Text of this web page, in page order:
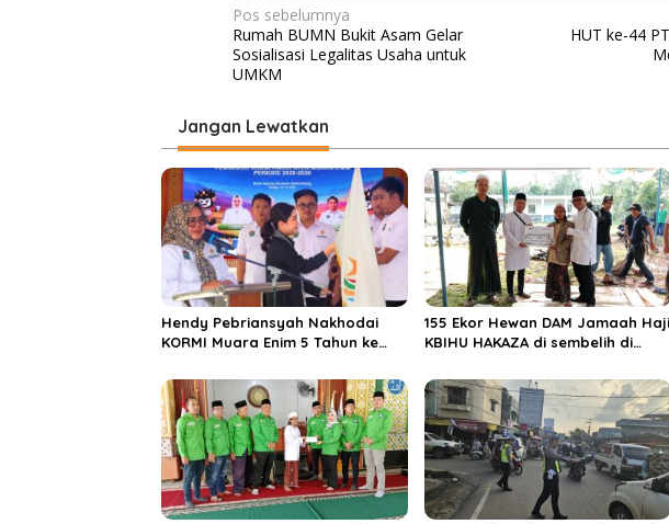
N
a
v
g
a
s
i
p
o
s
Pos sebelumnya
Rumah BUMN Bukit Asam Gelar
Sosialisasi Legalitas Usaha untuk
UMKM
HUT ke-44
Jangan Lewatkan
Hendy Pebriansyah Nakhodai
KORMI Muara Enim 5 Tahun ke
155 Ekor Hewan DAM Jamaah Haji
KBIHU HAKAZA di sembelih di
Enim